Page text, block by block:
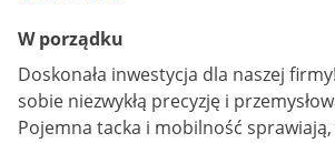
W porządku
Doskonała inwestycja dla naszej
sobie niezwykłą precyzję i
Pojemna tacka i mobilność